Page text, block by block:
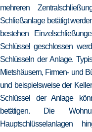
mehreren
Schließanlage betätigt
bestehen
Schlüssel geschlossen
Schlüsseln der Anlage.
Mietshäusern, Firmen- und
und beispielsweise der
Schlüssel der Anlage
betätigen. Die
Hauptschlüsselanlagen